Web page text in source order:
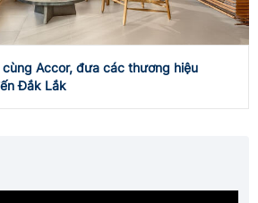
Accor, đưa các thương hiệu
Đắk Lắk